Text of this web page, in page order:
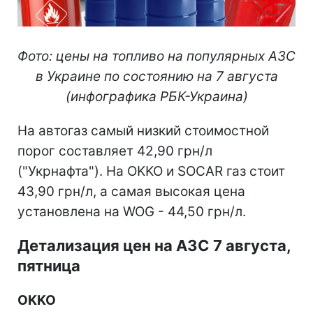
Фото: цены на топливо на популярных АЗС
в Украине по состоянию на 7 августа
(инфографика РБК-Украина)
На автогаз самый низкий стоимостной
порог составляет 42,90 грн/л
("Укрнафта"). На OKKO и SOCAR газ стоит
43,90 грн/л, а самая высокая цена
установлена на WOG - 44,50 грн/л.
Детализация цен на АЗС 7 августа,
пятница
OKKO